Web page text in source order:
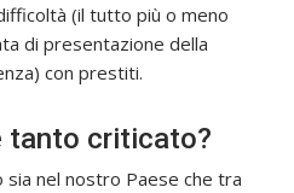
(il tutto più o meno
di presentazione della
con prestiti.
tanto criticato?
nel nostro Paese che tra